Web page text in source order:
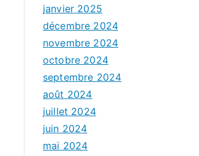
janvier 2025
décembre 2024
novembre 2024
octobre 2024
septembre 2024
août 2024
juillet 2024
juin 2024
mai 2024